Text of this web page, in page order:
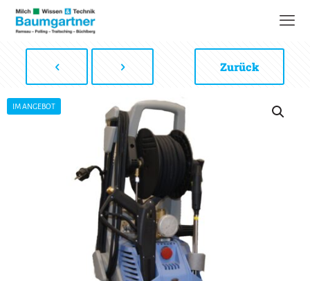
Zurück
IM ANGEBOT